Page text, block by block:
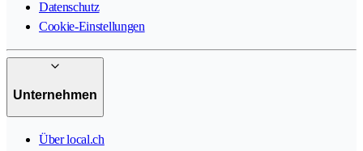
Datenschutz
Cookie-Einstellungen
Unternehmen
Über local.ch